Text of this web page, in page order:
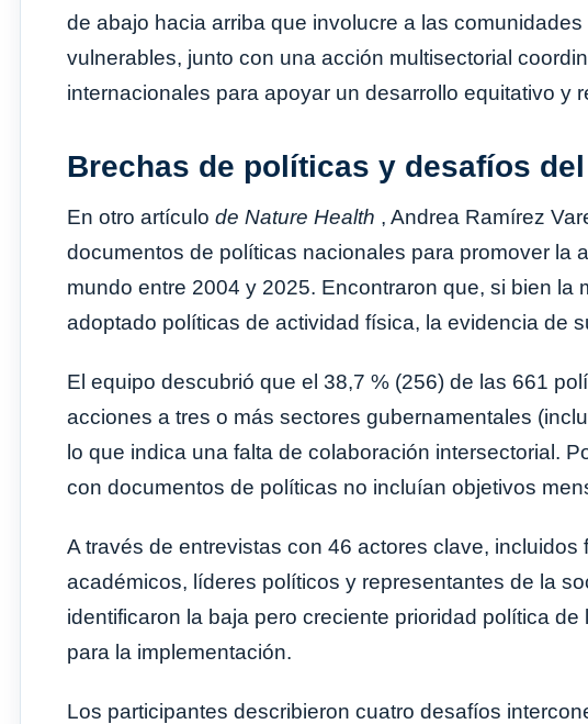
de abajo hacia arriba que involucre a las
vulnerables, junto con una acción multisectorial
internacionales para apoyar un desarrollo equitativo y
Brechas de políticas y desafíos
En otro artículo de Nature Health , Andrea Ramírez
documentos de políticas nacionales para promover la
mundo entre 2004 y 2025. Encontraron que, si bien
adoptado políticas de actividad física, la evidencia de
El equipo descubrió que el 38,7 % (256) de las 661
acciones a tres o más sectores gubernamentales
lo que indica una falta de colaboración intersectorial.
con documentos de políticas no incluían objetivos
A través de entrevistas con 46 actores clave,
académicos, líderes políticos y representantes de la
identificaron la baja pero creciente prioridad política
para la implementación.
Los participantes describieron cuatro desafíos